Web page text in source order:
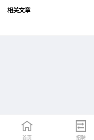
相关文章
首页 招聘
首页 招聘